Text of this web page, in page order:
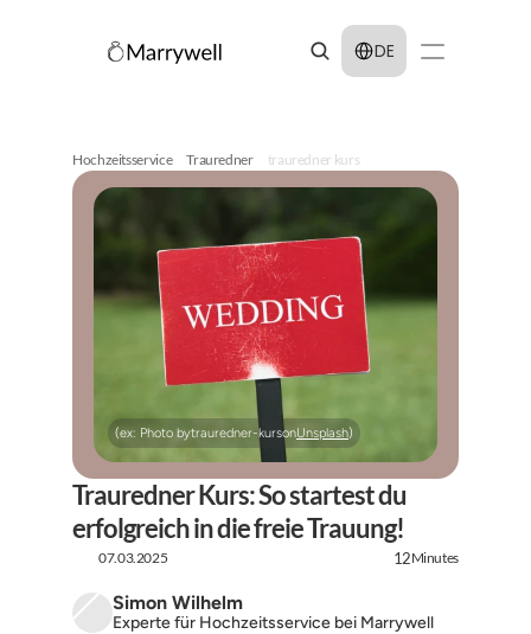
Select Language
DE
Hochzeitsservice Trauredner trauredner kurs
(ex: Photo bytrauredner-kursonUnsplash)
Trauredner Kurs: So startest du
erfolgreich in die freie Trauung!
07.03.2025 12Minutes
Simon Wilhelm
Experte für Hochzeitsservice bei Marrywell